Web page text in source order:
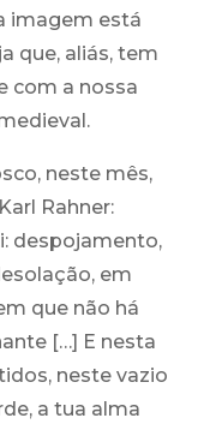
imagem está
que, aliás, tem
com a nossa
neste mês,
Rahner:
despojamento,
em
que não há
[…] E nesta
neste vazio
a tua alma